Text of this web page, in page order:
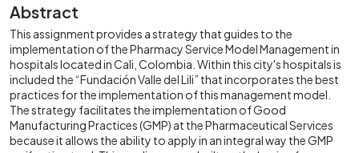
Abstract
This assignment provides a strategy that guides to the
implementation of the Pharmacy Service Model Management in
hospitals located in Cali, Colombia. Within this city's hospitals is
included the “Fundación Valle del Lili” that incorporates the best
practices for the implementation of this management model.
The strategy facilitates the implementation of Good
Manufacturing Practices (GMP) at the Pharmaceutical Services
because it allows the ability to apply in an integral way the GMP